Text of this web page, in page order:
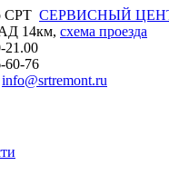
СЕРВИСНЫЙ
14км, cхема проезда
21.00
60-76
info@srtremont.ru